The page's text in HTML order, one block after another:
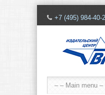
+7 (495) 984-